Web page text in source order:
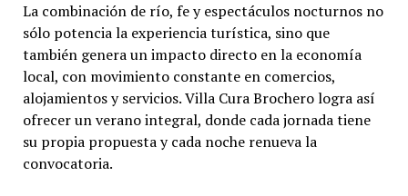
La combinación de río, fe y espectáculos nocturnos no
sólo potencia la experiencia turística, sino que
también genera un impacto directo en la economía
local, con movimiento constante en comercios,
alojamientos y servicios. Villa Cura Brochero logra así
ofrecer un verano integral, donde cada jornada tiene
su propia propuesta y cada noche renueva la
convocatoria.